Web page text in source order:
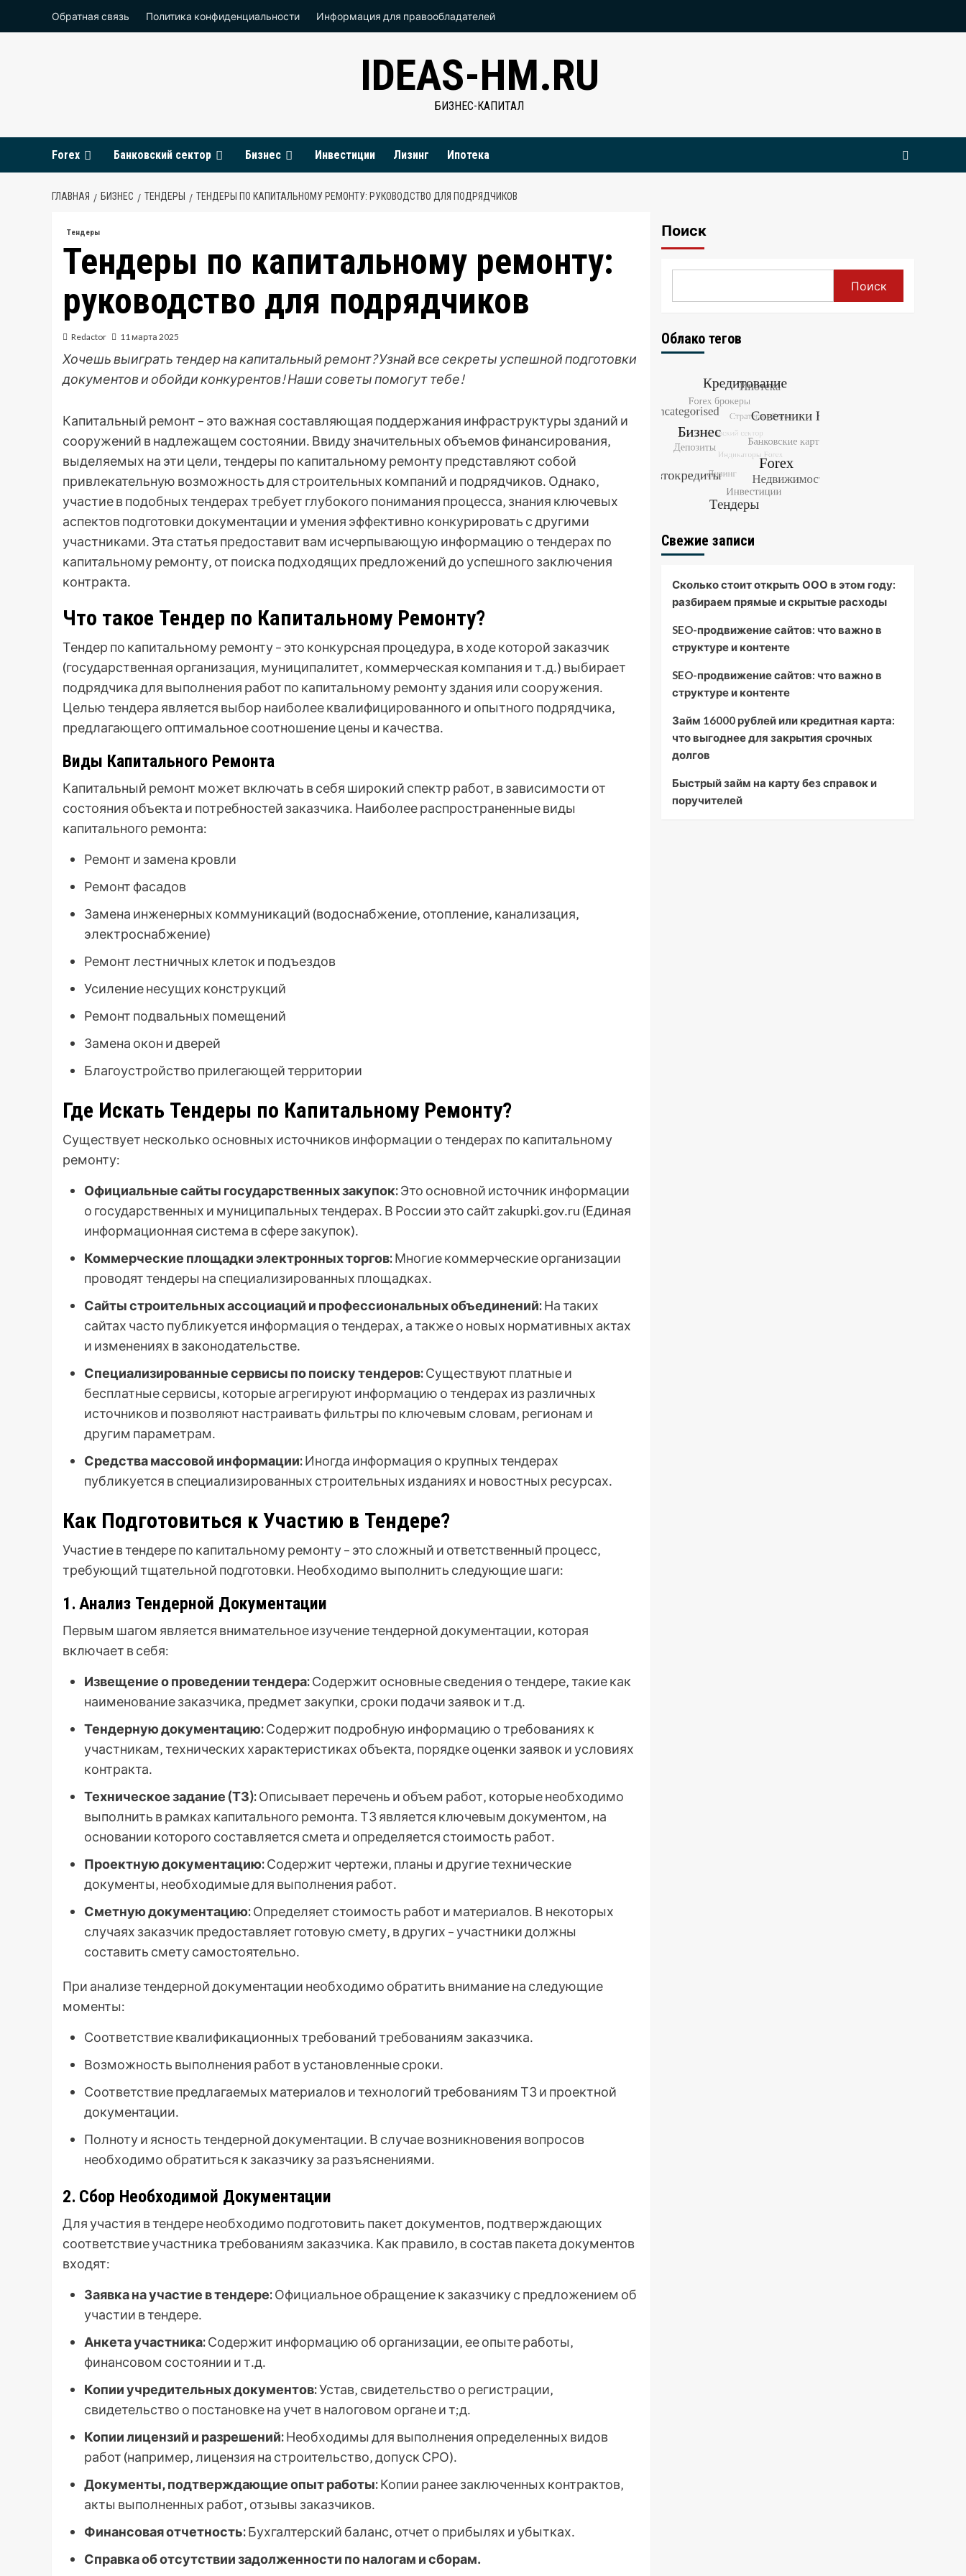
Обратная связь Политика конфиденциальности Информация для правообладателей
IDEAS-HM.RU
БИЗНЕС-КАПИТАЛ
Forex Банковский сектор Бизнес Инвестиции Лизинг Ипотека
ГЛАВНАЯ БИЗНЕС ТЕНДЕРЫ ТЕНДЕРЫ ПО КАПИТАЛЬНОМУ РЕМОНТУ: РУКОВОДСТВО ДЛЯ ПОДРЯДЧИКОВ
Тендеры
Тендеры по капитальному ремонту:
руководство для подрядчиков
Redactor 11 марта 2025
Хочешь выиграть тендер на капитальный ремонт? Узнай все секреты успешной подготовки
документов и обойди конкурентов! Наши советы помогут тебе!
Капитальный ремонт – это важная составляющая поддержания инфраструктуры зданий и
сооружений в надлежащем состоянии․ Ввиду значительных объемов финансирования‚
выделяемых на эти цели‚ тендеры по капитальному ремонту представляют собой
привлекательную возможность для строительных компаний и подрядчиков․ Однако‚
участие в подобных тендерах требует глубокого понимания процесса‚ знания ключевых
аспектов подготовки документации и умения эффективно конкурировать с другими
участниками․ Эта статья предоставит вам исчерпывающую информацию о тендерах по
капитальному ремонту‚ от поиска подходящих предложений до успешного заключения
контракта․
Что такое Тендер по Капитальному Ремонту?
Тендер по капитальному ремонту – это конкурсная процедура‚ в ходе которой заказчик
(государственная организация‚ муниципалитет‚ коммерческая компания и т․д․) выбирает
подрядчика для выполнения работ по капитальному ремонту здания или сооружения․
Целью тендера является выбор наиболее квалифицированного и опытного подрядчика‚
предлагающего оптимальное соотношение цены и качества․
Виды Капитального Ремонта
Капитальный ремонт может включать в себя широкий спектр работ‚ в зависимости от
состояния объекта и потребностей заказчика․ Наиболее распространенные виды
капитального ремонта:
Ремонт и замена кровли
Ремонт фасадов
Замена инженерных коммуникаций (водоснабжение‚ отопление‚ канализация‚
электроснабжение)
Ремонт лестничных клеток и подъездов
Усиление несущих конструкций
Ремонт подвальных помещений
Замена окон и дверей
Благоустройство прилегающей территории
Где Искать Тендеры по Капитальному Ремонту?
Существует несколько основных источников информации о тендерах по капитальному
ремонту:
Официальные сайты государственных закупок:Это основной источник информации
о государственных и муниципальных тендерах․ В России это сайт zakupki․gov․ru (Единая
информационная система в сфере закупок)․
Коммерческие площадки электронных торгов:Многие коммерческие организации
проводят тендеры на специализированных площадках․
Сайты строительных ассоциаций и профессиональных объединений:На таких
сайтах часто публикуется информация о тендерах‚ а также о новых нормативных актах
и изменениях в законодательстве․
Специализированные сервисы по поиску тендеров:Существуют платные и
бесплатные сервисы‚ которые агрегируют информацию о тендерах из различных
источников и позволяют настраивать фильтры по ключевым словам‚ регионам и
другим параметрам․
Средства массовой информации:Иногда информация о крупных тендерах
публикуется в специализированных строительных изданиях и новостных ресурсах․
Как Подготовиться к Участию в Тендере?
Участие в тендере по капитальному ремонту – это сложный и ответственный процесс‚
требующий тщательной подготовки․ Необходимо выполнить следующие шаги:
1․ Анализ Тендерной Документации
Первым шагом является внимательное изучение тендерной документации‚ которая
включает в себя:
Извещение о проведении тендера:Содержит основные сведения о тендере‚ такие как
наименование заказчика‚ предмет закупки‚ сроки подачи заявок и т․д․
Тендерную документацию:Содержит подробную информацию о требованиях к
участникам‚ технических характеристиках объекта‚ порядке оценки заявок и условиях
контракта․
Техническое задание (ТЗ):Описывает перечень и объем работ‚ которые необходимо
выполнить в рамках капитального ремонта․ ТЗ является ключевым документом‚ на
основании которого составляется смета и определяется стоимость работ․
Проектную документацию:Содержит чертежи‚ планы и другие технические
документы‚ необходимые для выполнения работ․
Сметную документацию:Определяет стоимость работ и материалов․ В некоторых
случаях заказчик предоставляет готовую смету‚ в других – участники должны
составить смету самостоятельно․
При анализе тендерной документации необходимо обратить внимание на следующие
моменты:
Соответствие квалификационных требований требованиям заказчика․
Возможность выполнения работ в установленные сроки․
Соответствие предлагаемых материалов и технологий требованиям ТЗ и проектной
документации․
Полноту и ясность тендерной документации․ В случае возникновения вопросов
необходимо обратиться к заказчику за разъяснениями․
2․ Сбор Необходимой Документации
Для участия в тендере необходимо подготовить пакет документов‚ подтверждающих
соответствие участника требованиям заказчика․ Как правило‚ в состав пакета документов
входят:
Заявка на участие в тендере:Официальное обращение к заказчику с предложением об
участии в тендере․
Анкета участника:Содержит информацию об организации‚ ее опыте работы‚
финансовом состоянии и т․д․
Копии учредительных документов:Устав‚ свидетельство о регистрации‚
свидетельство о постановке на учет в налоговом органе и т;д․
Копии лицензий и разрешений:Необходимы для выполнения определенных видов
работ (например‚ лицензия на строительство‚ допуск СРО)․
Документы‚ подтверждающие опыт работы:Копии ранее заключенных контрактов‚
акты выполненных работ‚ отзывы заказчиков․
Финансовая отчетность:Бухгалтерский баланс‚ отчет о прибылях и убытках․
Справка об отсутствии задолженности по налогам и сборам․
Поиск
Поиск
Облако тегов
Свежие записи
Сколько стоит открыть ООО в этом году:
разбираем прямые и скрытые расходы
SEO-продвижение сайтов: что важно в
структуре и контенте
SEO-продвижение сайтов: что важно в
структуре и контенте
Займ 16000 рублей или кредитная карта:
что выгоднее для закрытия срочных
долгов
Быстрый займ на карту без справок и
поручителей